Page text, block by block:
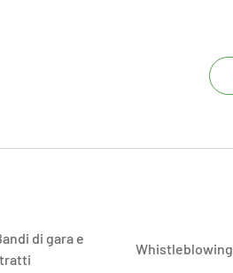
di gara e
Whistleblowing